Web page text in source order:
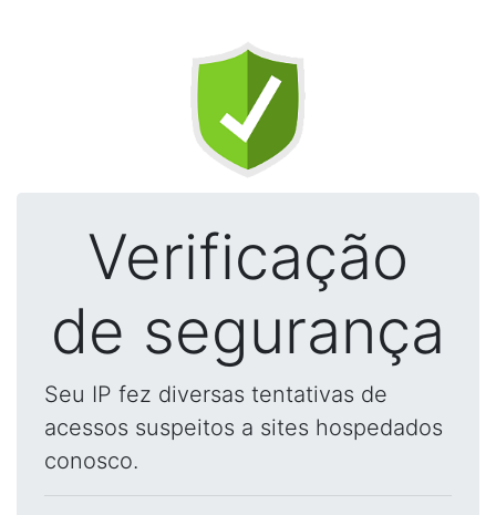
Verificação
de segurança
Seu IP fez diversas tentativas de
acessos suspeitos a sites hospedados
conosco.